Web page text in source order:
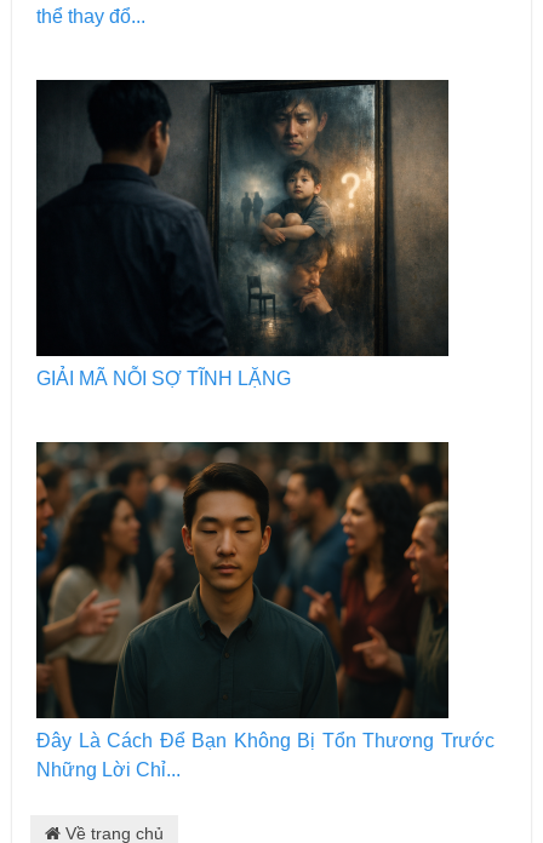
thể thay đổ...
GIẢI MÃ NỖI SỢ TĨNH LẶNG
Đây Là Cách Để Bạn Không Bị Tổn Thương Trước
Những Lời Chỉ...
Về trang chủ